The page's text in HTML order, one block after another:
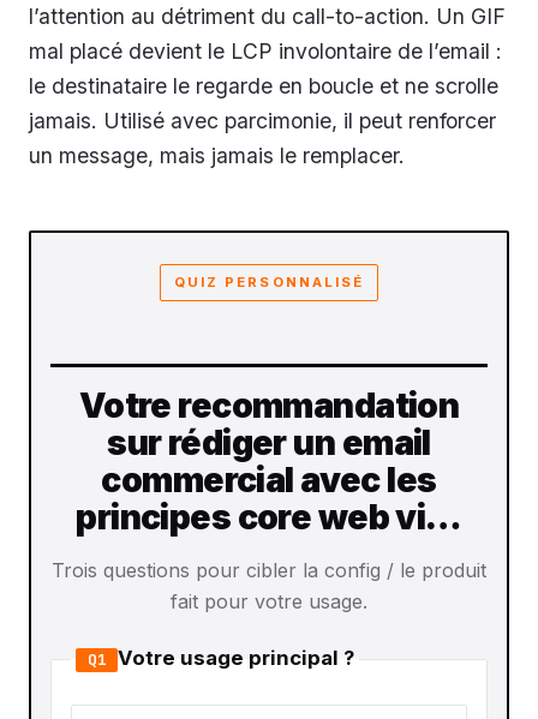
l’attention au détriment du call-to-action. Un GIF
mal placé devient le LCP involontaire de l’email :
le destinataire le regarde en boucle et ne scrolle
jamais. Utilisé avec parcimonie, il peut renforcer
un message, mais jamais le remplacer.
QUIZ PERSONNALISÉ
Votre recommandation
sur rédiger un email
commercial avec les
principes core web vi…
Trois questions pour cibler la config / le produit
fait pour votre usage.
Q1 Votre usage principal ?